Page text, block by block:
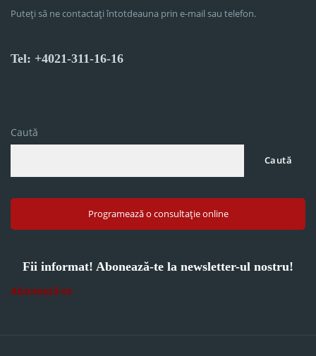
Puteți să ne contactați întotdeauna prin e-mail sau telefon.
Tel: +4021-311-16-16
Caută
Caută
Programează o consultație online
Fii informat! Abonează-te la newsletter-ul nostru!
Abonează-te